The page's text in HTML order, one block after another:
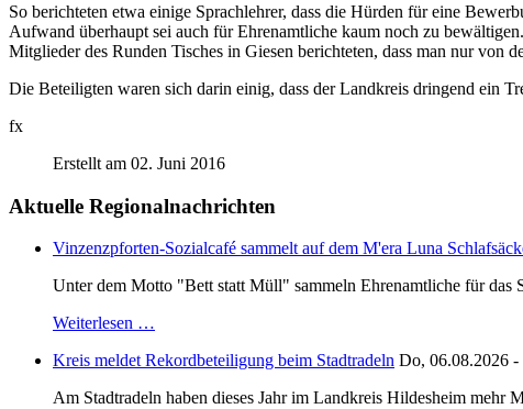
So berichteten etwa einige Sprachlehrer, dass die Hürden für eine
Aufwand überhaupt sei auch für Ehrenamtliche kaum noch zu
Mitglieder des Runden Tisches in Giesen berichteten, dass man nur von
Die Beteiligten waren sich darin einig, dass der Landkreis dringend ein
fx
Erstellt am 02. Juni 2016
Aktuelle Regionalnachrichten
Vinzenzpforten-Sozialcafé sammelt auf dem M'era Luna
Unter dem Motto "Bett statt Müll" sammeln Ehrenamtliche für das
Weiterlesen …
Kreis meldet Rekordbeteiligung beim Stadtradeln Do, 06.08.2026 -
Am Stadtradeln haben dieses Jahr im Landkreis Hildesheim